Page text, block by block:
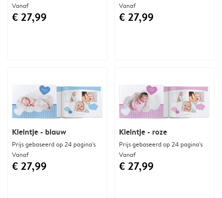
Vanaf
€ 27,99
Vanaf
€ 27,99
Kleintje - blauw
Prijs gebaseerd op 24 pagina's
Vanaf
€ 27,99
Kleintje - roze
Prijs gebaseerd op 24 pagina's
Vanaf
€ 27,99